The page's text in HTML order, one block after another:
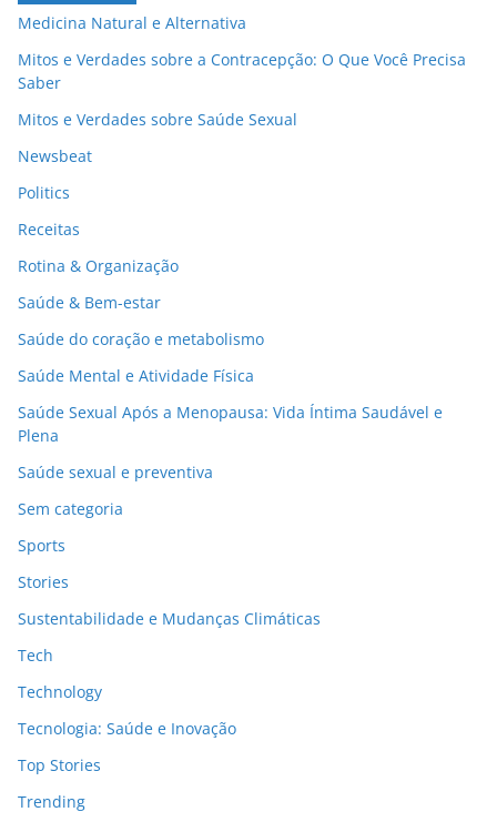
Medicina Natural e Alternativa
Mitos e Verdades sobre a Contracepção: O Que Você Precisa
Saber
Mitos e Verdades sobre Saúde Sexual
Newsbeat
Politics
Receitas
Rotina & Organização
Saúde & Bem-estar
Saúde do coração e metabolismo
Saúde Mental e Atividade Física
Saúde Sexual Após a Menopausa: Vida Íntima Saudável e
Plena
Saúde sexual e preventiva
Sem categoria
Sports
Stories
Sustentabilidade e Mudanças Climáticas
Tech
Technology
Tecnologia: Saúde e Inovação
Top Stories
Trending